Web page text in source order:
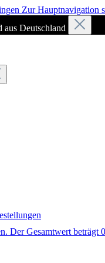
Zur Hauptnavigation
Deutschland
Der Gesamtwert beträgt